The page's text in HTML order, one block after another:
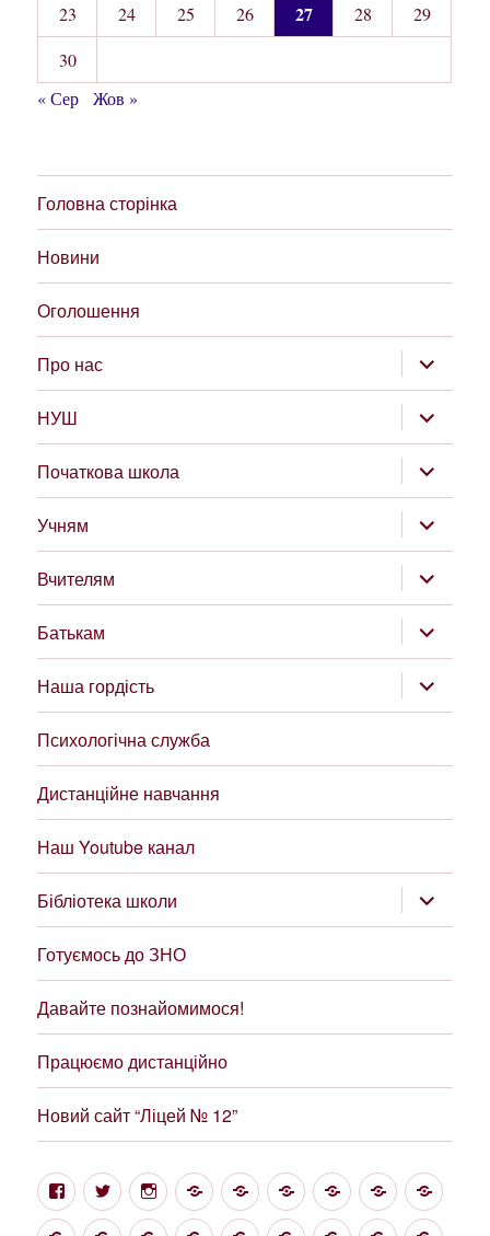
23
24 25 26 27 28
29
30
« Сер
Жов »
Головна сторінка
Новини
Оголошення
Про нас
підменю
НУШ
підменю
Початкова школа
підменю
Учням
підменю
Вчителям
підменю
Батькам
підменю
Наша гордість
підменю
Психологічна служба
Дистанційне навчання
Наш Youtube канал
Бібліотека школи
підменю
Готуємось до ЗНО
Давайте познайомимося!
Працюємо дистанційно
Новий сайт “Ліцей № 12”
FacebookTwitterInstagramGoogleЦікаві
посилання
Структура
та
Проект
“Демократична
Новини